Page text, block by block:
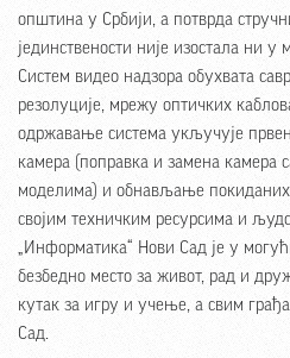
општина у Србији, а потврда
јединствености није изостала ни
Систем видео надзора обухвата
резолуције, мрежу оптичких
одржавање система укључује
камера (поправка и замена камера
моделима) и обнављање
својим техничким ресурсима и
„Информатика“ Нови Сад је у
безбедно место за живот, рад и
кутак за игру и учење, а свим
Сад.